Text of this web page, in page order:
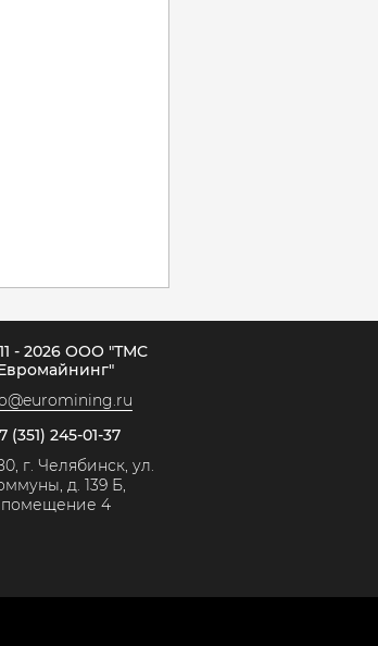
- 2026 ООО "ТМС
(351) 245-01-37
г. Челябинск, ул.
д. 139 Б,
помещение 4